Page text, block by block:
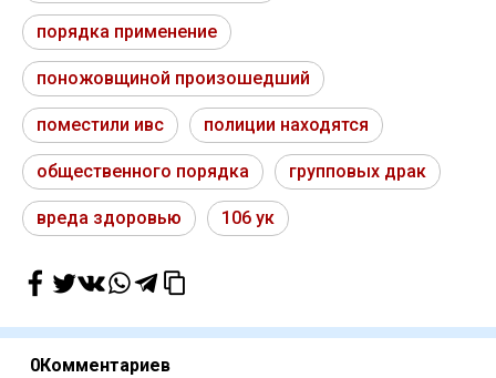
порядка применение
поножовщиной произошедший
поместили ивс полиции находятся
общественного порядка групповых драк
вреда здоровью 106 ук
0Комментариев